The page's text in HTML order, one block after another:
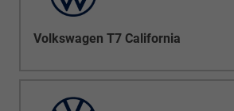
Volkswagen T7 California